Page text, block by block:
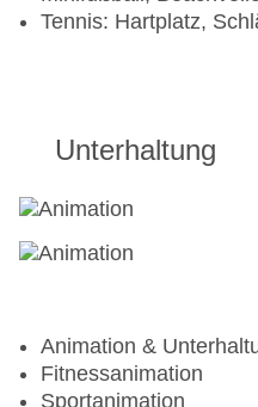
Tennis: Hartplatz,
Unterhaltung
Animation &
Fitnessanimation
Sportanimation